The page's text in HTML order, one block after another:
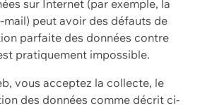
sur Internet (par exemple, la
peut avoir des défauts de
parfaite des données contre
pratiquement impossible.
vous acceptez la collecte, le
des données comme décrit ci-